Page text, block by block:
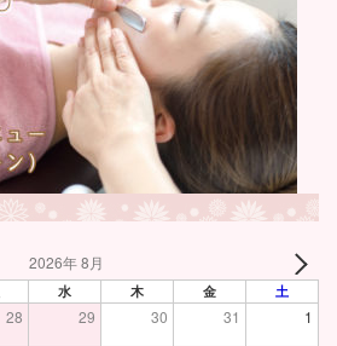
2026年 8月
水 木 金 土
28 29 30 31 1